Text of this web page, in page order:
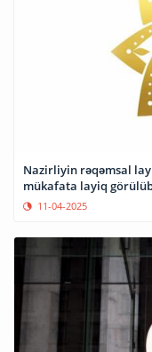
Nazirliyin rəqəmsal
mükafata layiq
11-04-2025